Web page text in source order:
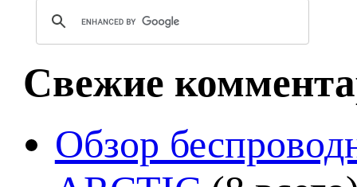
Свежие
Обзор